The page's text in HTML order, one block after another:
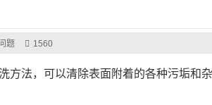
题 1560
方法，可以清除表面附着的各种污垢和